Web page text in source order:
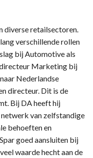
diverse retailsectoren.
verschillende rollen
bij Automotive als
Marketing bij
Nederlandse
directeur. Dit is de
Bij DA heeft hij
van zelfstandige
behoeften en
goed aansluiten bij
waarde hecht aan de